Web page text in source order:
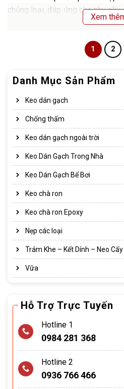
Danh Mục Sản Phẩm
Keo dán gạch
Chống thấm
Keo dán gạch ngoài trời
Keo Dán Gạch Trong Nhà
Keo Dán Gạch Bể Bơi
Keo chà ron
Keo chà ron Epoxy
Nẹp các loại
Trám Khe – Kết Dính – Neo Cấy
Vữa
Hỗ Trợ Trực Tuyến
Hotline 1
0984 281 368
Hotline 2
0936 766 466
chủng loại, đáp ứng cho nhu cầu
sản phẩm đều được chăm
(CSKH).
Keo Chống Thấm Là Gì?.
Keo chống thấm
chình là loại
chắc chắn trên bề mặt vật liệu,
cho lớp keo đảm bảo tính chống
Việc sử dụng keo giúp cho quá
chóng. Hơn nữa giúp nhà thầu
mà vẫn đảm bảo được chất
vượt trội của keo chống thấm
trường có nhiều thương hiệu khác
Xem
1 2